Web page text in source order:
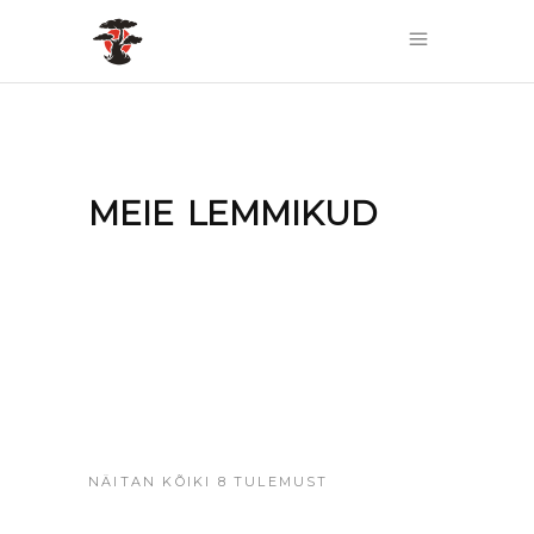
MEIE LEMMIKUD
NÄITAN KÕIKI 8 TULEMUST